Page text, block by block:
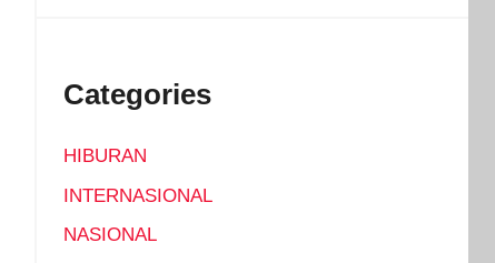
Categories
HIBURAN
INTERNASIONAL
NASIONAL